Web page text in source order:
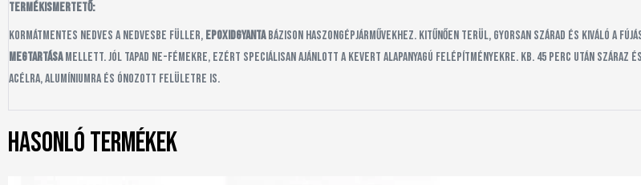
Termékismertető:
Kormátmentes nedves a nedvesbe füller, epoxidgyantabázison haszongépjárművekhez. Kitűnően terül, gyorsan szárad és kiváló a
megtartásamellett. Jól tapad NE-fémekre, ezért speciálisan ajánlott a kevert alapanyagú felépítményekre. Kb. 45 perc után száraz
acélra, alumíniumra és ónozott felületre is.
Hasonló termékek